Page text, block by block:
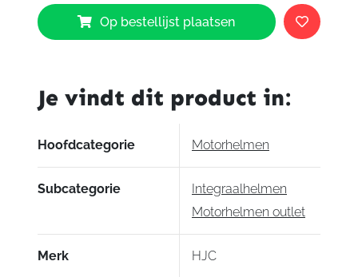
HJC
RPHA
ST
aantal
Op bestellijst plaatsen
Je vindt dit product in:
Hoofdcategorie Motorhelmen
Subcategorie
Integraalhelmen
Motorhelmen outlet
Merk HJC